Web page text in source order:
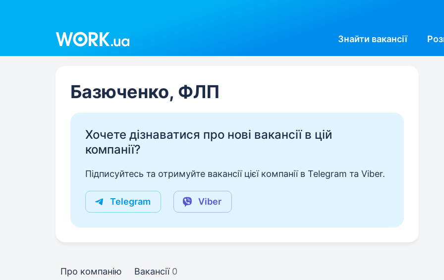
Знайти вакансії
Базюченко, ФЛП
Хочете дізнаватися про нові вакансії в цій
компанії?
Підписуйтесь та отримуйте вакансії цієї компанії в Telegram та Viber.
Telegram Viber
Про компанію Вакансії 0